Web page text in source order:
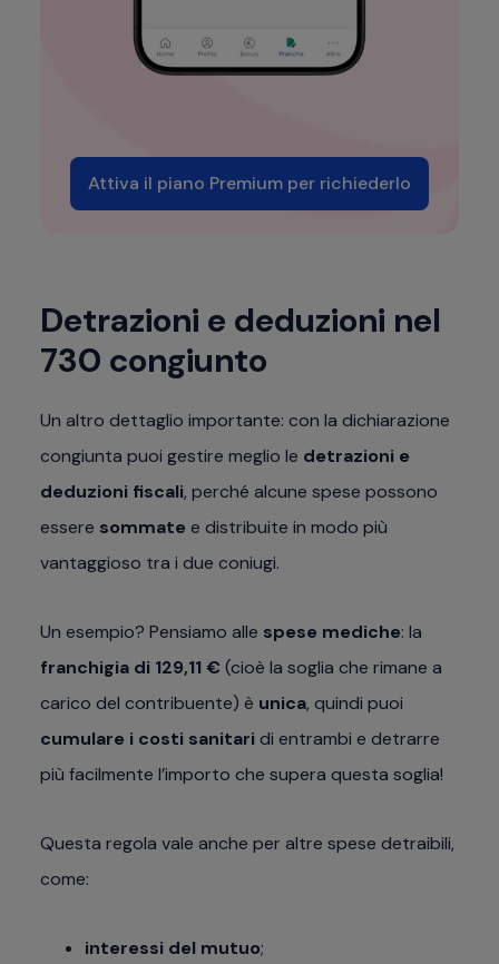
Attiva il piano Premium per richiederlo
Detrazioni e deduzioni nel
730 congiunto
Un altro dettaglio importante: con la dichiarazione
congiunta puoi gestire meglio le detrazioni e
deduzioni fiscali, perché alcune spese possono
essere sommate e distribuite in modo più
vantaggioso tra i due coniugi.
Un esempio? Pensiamo alle spese mediche: la
franchigia di 129,11 € (cioè la soglia che rimane a
carico del contribuente) è unica, quindi puoi
cumulare i costi sanitari di entrambi e detrarre
più facilmente l’importo che supera questa soglia!
Questa regola vale anche per altre spese detraibili,
come:
interessi del mutuo;